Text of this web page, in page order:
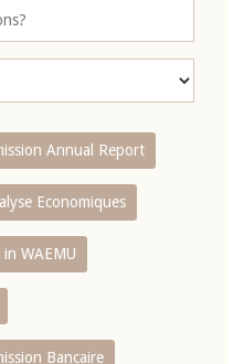
Annual Report
Economiques
WAEMU
Bancaire